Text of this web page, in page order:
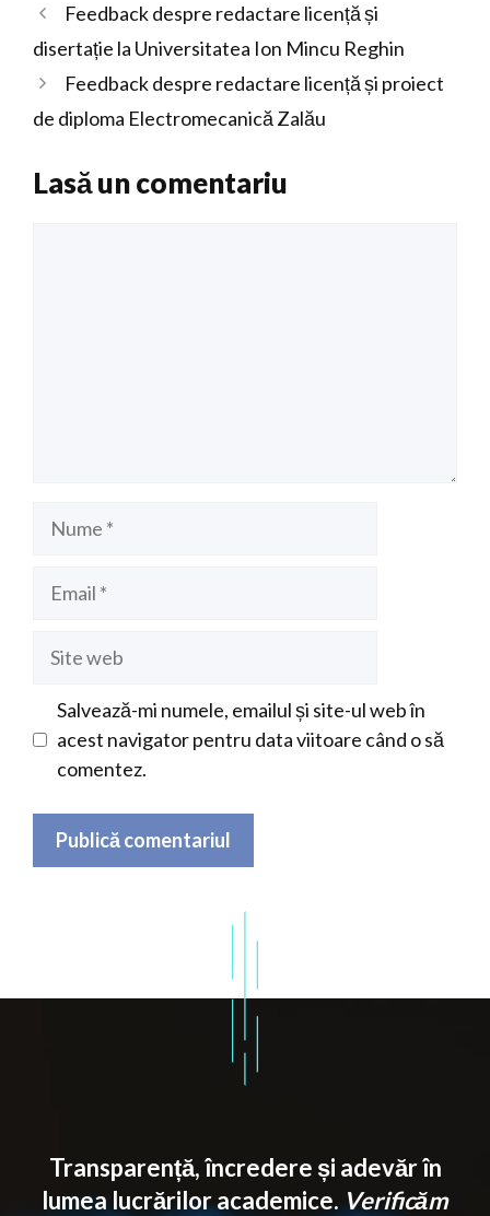
Feedback despre redactare licență și
disertație la Universitatea Ion Mincu Reghin
Feedback despre redactare licență și proiect
de diploma Electromecanică Zalău
Lasă un comentariu
Salvează-mi numele, emailul și site-ul web în
acest navigator pentru data viitoare când o să
comentez.
Transparență, încredere și adevăr în
lumea lucrărilor academice. Verificăm